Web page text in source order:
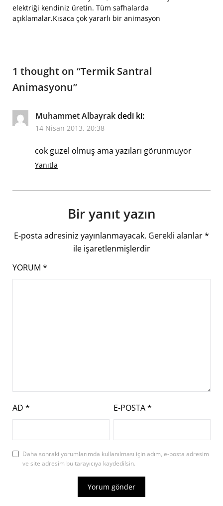
elektriği kendiniz üretin. Tüm safhalarda
açıklamalar.Kısaca çok yararlı bir animasyon
1 thought on “Termik Santral
Animasyonu”
Muhammet Albayrakdedi ki:
14 Nisan 2013, 20:38
cok guzel olmuş ama yazıları görunmuyor
Yanıtla
Bir yanıt yazın
E-posta adresiniz yayınlanmayacak. Gerekli alanlar*
ile işaretlenmişlerdir
YORUM *
AD * E-POSTA*
Daha sonraki yorumlarımda kullanılması için adım, e-posta adresim
ve site adresim bu tarayıcıya kaydedilsin.